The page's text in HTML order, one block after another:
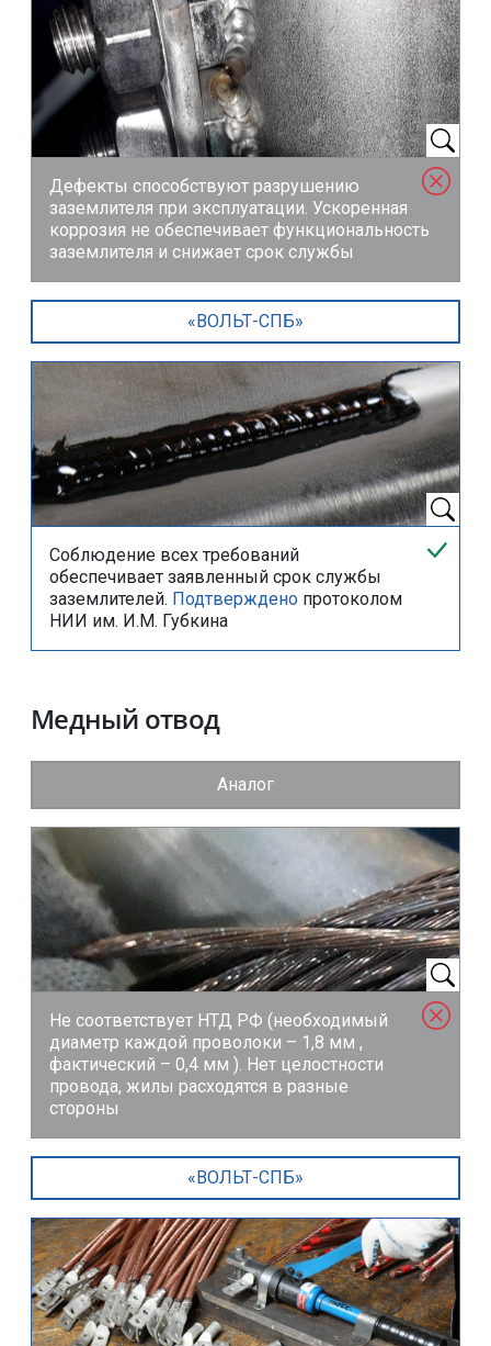
Дефекты способствуют разрушению
заземлителя при эксплуатации. Ускоренная
коррозия не обеспечивает функциональность
заземлителя и снижает срок службы
«ВОЛЬТ-СПБ»
Соблюдение всех требований
обеспечивает заявленный срок службы
заземлителей. Подтверждено протоколом
НИИ им. И.М. Губкина
Медный отвод
Аналог
Не соответствует НТД РФ (необходимый
диаметр каждой проволоки – 1,8 мм ,
фактический – 0,4 мм ). Нет целостности
провода, жилы расходятся в разные
стороны
«ВОЛЬТ-СПБ»